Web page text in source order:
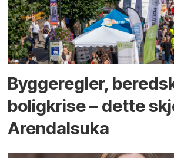
Bygge­regler,
bolig­krise – dette
Arendals­uka